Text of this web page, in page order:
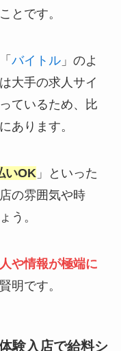
とです。
バイトル」のよ
大手の求人サイ
ているため、比
あります。
いOK 」といった
の雰囲気や時
う。
や情報が極端に
明です。
験入店で給料シ